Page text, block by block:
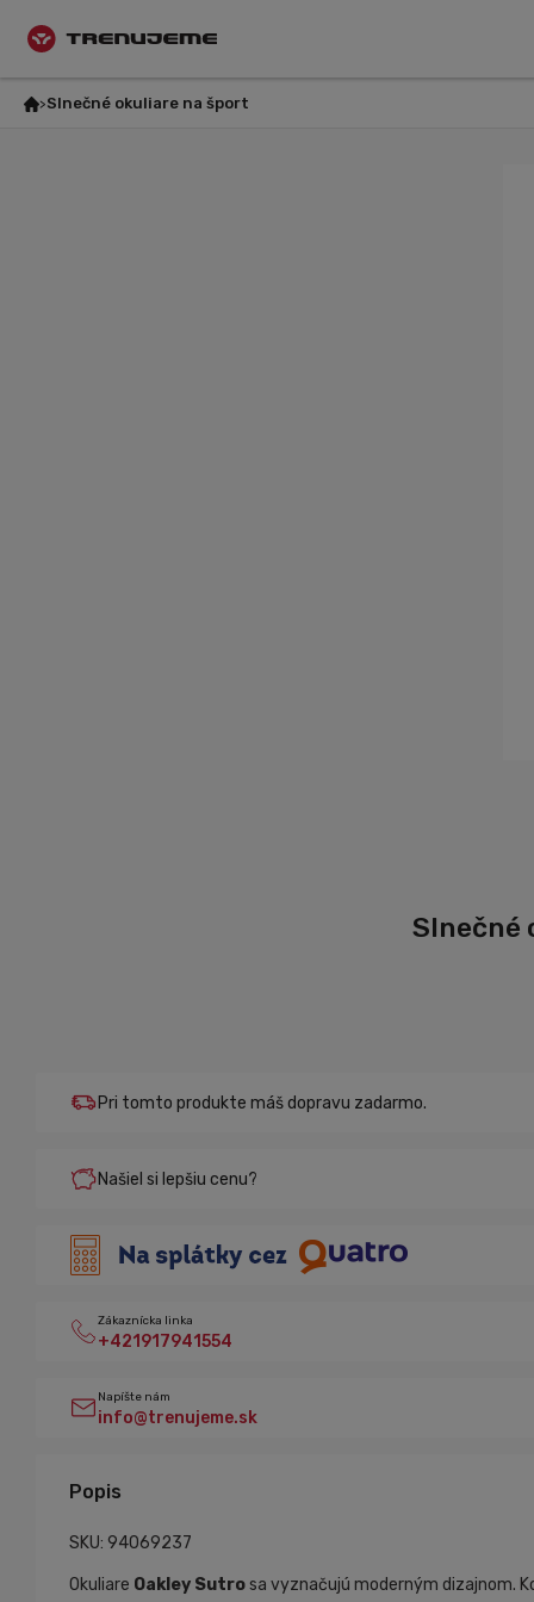
Slnečné okuliare na šport
Slnečné
Pri tomto produkte máš dopravu zadarmo.
Našiel si lepšiu cenu?
Zákaznícka linka
+421917941554
Napíšte nám
info@trenujeme.sk
Popis
SKU: 94069237
Okuliare Oakley Sutrosa vyznačujú moderným dizajnom.